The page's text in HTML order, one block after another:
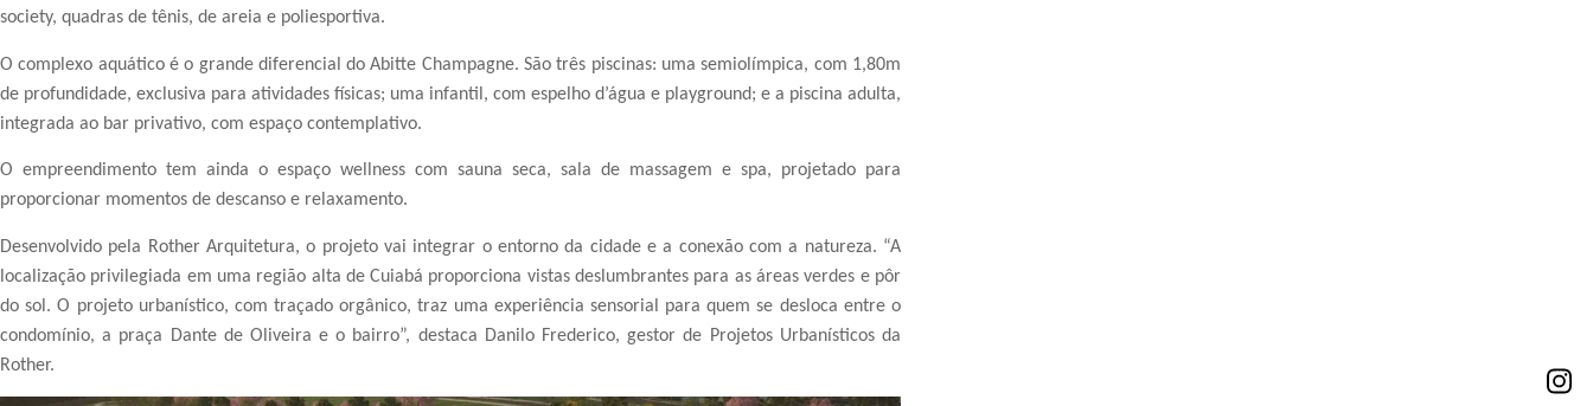
society, quadras de tênis, de areia e poliesportiva.
O complexo aquático é o grande diferencial do Abitte Champagne. São três piscinas: uma semiolímpica, com 1,80m
de profundidade, exclusiva para atividades físicas; uma infantil, com espelho d’água e playground; e a piscina adulta,
integrada ao bar privativo, com espaço contemplativo.
O empreendimento tem ainda o espaço wellness com sauna seca, sala de massagem e spa, projetado para
proporcionar momentos de descanso e relaxamento.
Desenvolvido pela Rother Arquitetura, o projeto vai integrar o entorno da cidade e a conexão com a natureza. “A
localização privilegiada em uma região alta de Cuiabá proporciona vistas deslumbrantes para as áreas verdes e pôr
do sol. O projeto urbanístico, com traçado orgânico, traz uma experiência sensorial para quem se desloca entre o
condomínio, a praça Dante de Oliveira e o bairro”, destaca Danilo Frederico, gestor de Projetos Urbanísticos da
Rother.